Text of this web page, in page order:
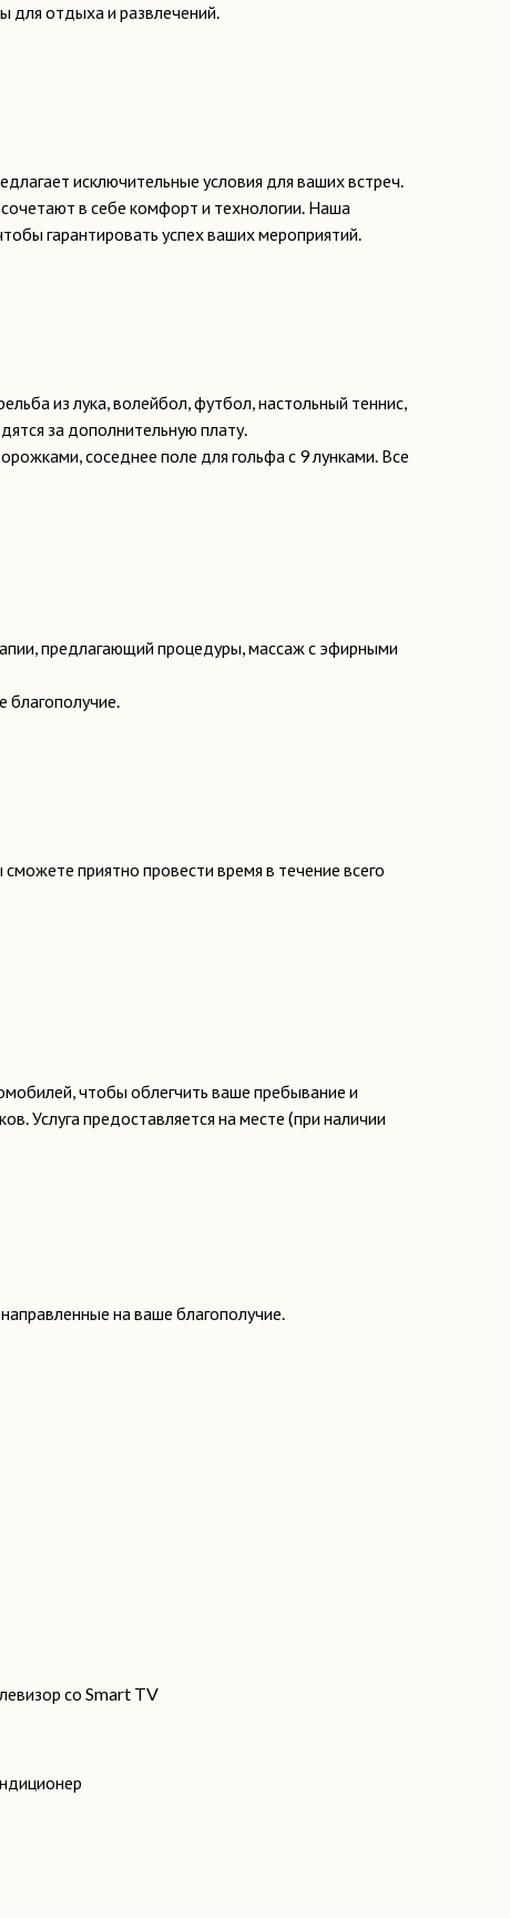
для отдыха и развлечений.
исключительные условия для ваших встреч.
в себе комфорт и технологии. Наша
гарантировать успех ваших мероприятий.
из лука, волейбол, футбол, настольный теннис,
за дополнительную плату.
соседнее поле для гольфа с 9 лунками. Все
предлагающий процедуры, массаж с эфирными
благополучие.
приятно провести время в течение всего
чтобы облегчить ваше пребывание и
Услуга предоставляется на месте (при наличии
на ваше благополучие.
со Smart TV